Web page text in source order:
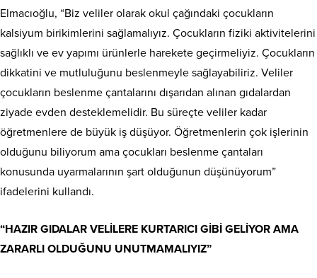
Elmacıoğlu, “Biz veliler olarak okul çağındaki çocukların
kalsiyum birikimlerini sağlamalıyız. Çocukların fiziki aktivitelerini
sağlıklı ve ev yapımı ürünlerle harekete geçirmeliyiz. Çocukların
dikkatini ve mutluluğunu beslenmeyle sağlayabiliriz. Veliler
çocukların beslenme çantalarını dışarıdan alınan gıdalardan
ziyade evden desteklemelidir. Bu süreçte veliler kadar
öğretmenlere de büyük iş düşüyor. Öğretmenlerin çok işlerinin
olduğunu biliyorum ama çocukları beslenme çantaları
konusunda uyarmalarının şart olduğunun düşünüyorum”
ifadelerini kullandı.
“HAZIR GIDALAR VELİLERE KURTARICI GİBİ GELİYOR AMA
ZARARLI OLDUĞUNU UNUTMAMALIYIZ”